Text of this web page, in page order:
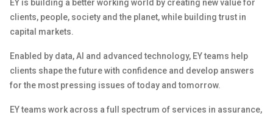
EY is building a better working world by creating new value for
clients, people, society and the planet, while building trust in
capital markets.
Enabled by data, AI and advanced technology, EY teams help
clients shape the future with confidence and develop answers
for the most pressing issues of today and tomorrow.
EY teams work across a full spectrum of services in assurance,